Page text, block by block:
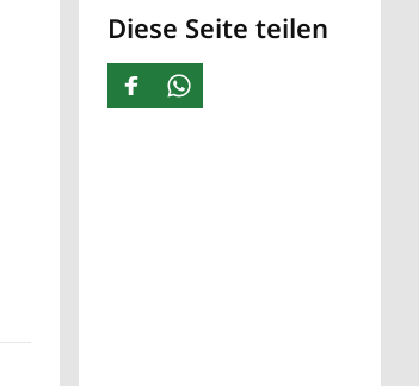
Diese Seite teilen